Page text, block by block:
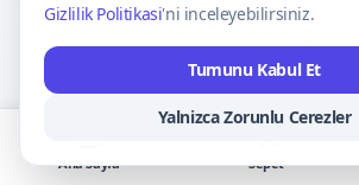
VISA Mastercard
Gizlilik Politikasi'ni inceleyebilirsiniz.
Tumunu Kabul Et
Yalnizca Zorunlu Cerezler
Ana Sayfa Sepet